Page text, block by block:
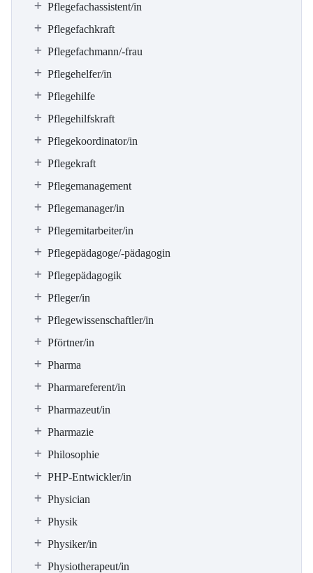
Pflegefachassistent/in
Pflegefachkraft
Pflegefachmann/-frau
Pflegehelfer/in
Pflegehilfe
Pflegehilfskraft
Pflegekoordinator/in
Pflegekraft
Pflegemanagement
Pflegemanager/in
Pflegemitarbeiter/in
Pflegepädagoge/-pädagogin
Pflegepädagogik
Pfleger/in
Pflegewissenschaftler/in
Pförtner/in
Pharma
Pharmareferent/in
Pharmazeut/in
Pharmazie
Philosophie
PHP-Entwickler/in
Physician
Physik
Physiker/in
Physiotherapeut/in